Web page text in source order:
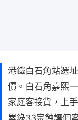
港鐵白石角站選
價。白石角嘉熙
家庭客接貨，上
累錄33宗蝕讓個